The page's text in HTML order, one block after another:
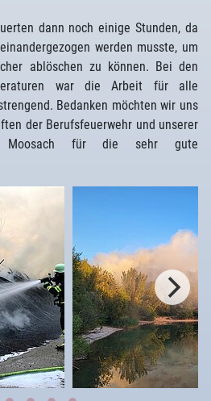
dann noch einige Stunden, da
werden musste, um
ablöschen zu können. Bei den
war die Arbeit für alle
Bedanken möchten wir uns
der Berufsfeuerwehr und unserer
Moosach für die sehr gute